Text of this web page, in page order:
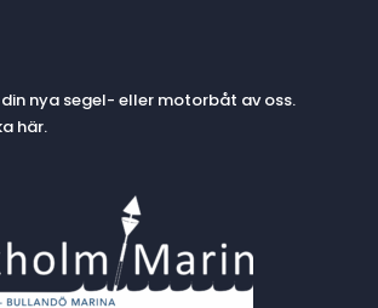
din nya segel- eller motorbåt av oss.
här.